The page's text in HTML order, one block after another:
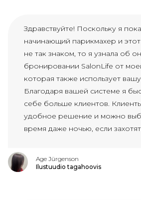
Здравствуйте! Поскольку я
начинающий парикмахер и
не так знаком, то я узнала об
бронировании SalonLife от
которая также использует
Благодаря вашей системе я
себе больше клиентов.
удобное решение и можно
время даже ночью, если
Age Jürgenson
Ilustuudio tagahoovis